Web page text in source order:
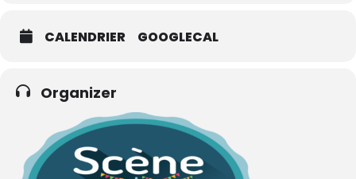
CALENDRIER GOOGLECAL
Organizer